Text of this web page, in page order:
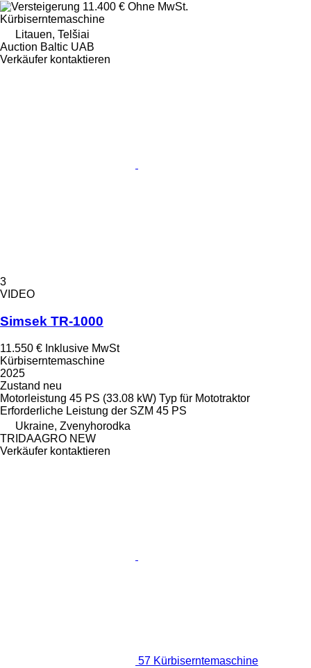
11.400 € Ohne MwSt.
Kürbiserntemaschine
Litauen, Telšiai
Auction Baltic UAB
Verkäufer kontaktieren
3
VIDEO
Simsek TR-1000
11.550 € Inklusive MwSt
Kürbiserntemaschine
2025
Zustand neu
Motorleistung 45 PS (33.08 kW) Typ für Mototraktor
Erforderliche Leistung der SZM 45 PS
Ukraine, Zvenyhorodka
TRIDAAGRO NEW
Verkäufer kontaktieren
57 Kürbiserntemaschine